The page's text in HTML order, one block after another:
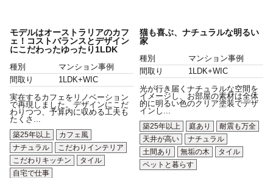
モデルはオーストラリアのカフ
ェ！コストバランスとデザイン
にこだわったゆったり1LDK
種別
マンション事例
間取り
1LDK+WIC
実在するカフェをリノベーション
で再現しました。デザインにこだ
わりつつ、予算内に収める工夫も
たくさ...
築25年以上
カフェ風
ナチュラル
こだわりインテリア
こだわりキッチン
タイル
自宅で仕事
猫も喜ぶ、ナチュラルな明るい
家
種別
マンション事例
間取り
1LDK+WIC
光が行き届くナチュラルな空間を
イメージし、お部屋の素材は全体
的に明るい色のクリア塗装でデザ
インし...
築25年以上
庭あり
耐震も万全
天井が高い
ナチュラル
土間あり
無垢の木
タイル
ペットと暮らす